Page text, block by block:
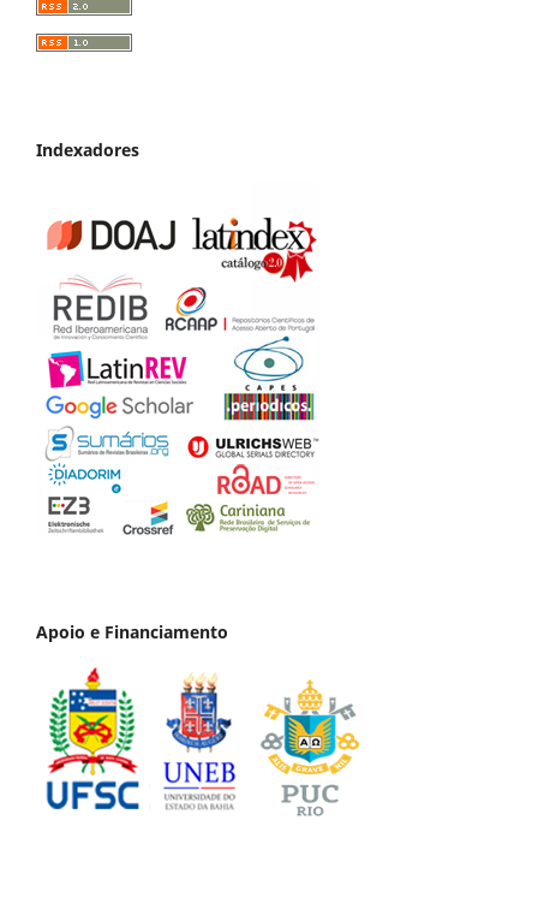
Indexadores
Apoio e Financiamento